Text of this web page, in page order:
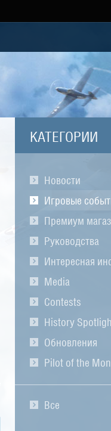
КАТЕГОРИИ
Новости
Игровые
Премиум
Руководства
Интересная
Media
Contests
History
Обновления
Pilot of the
Все